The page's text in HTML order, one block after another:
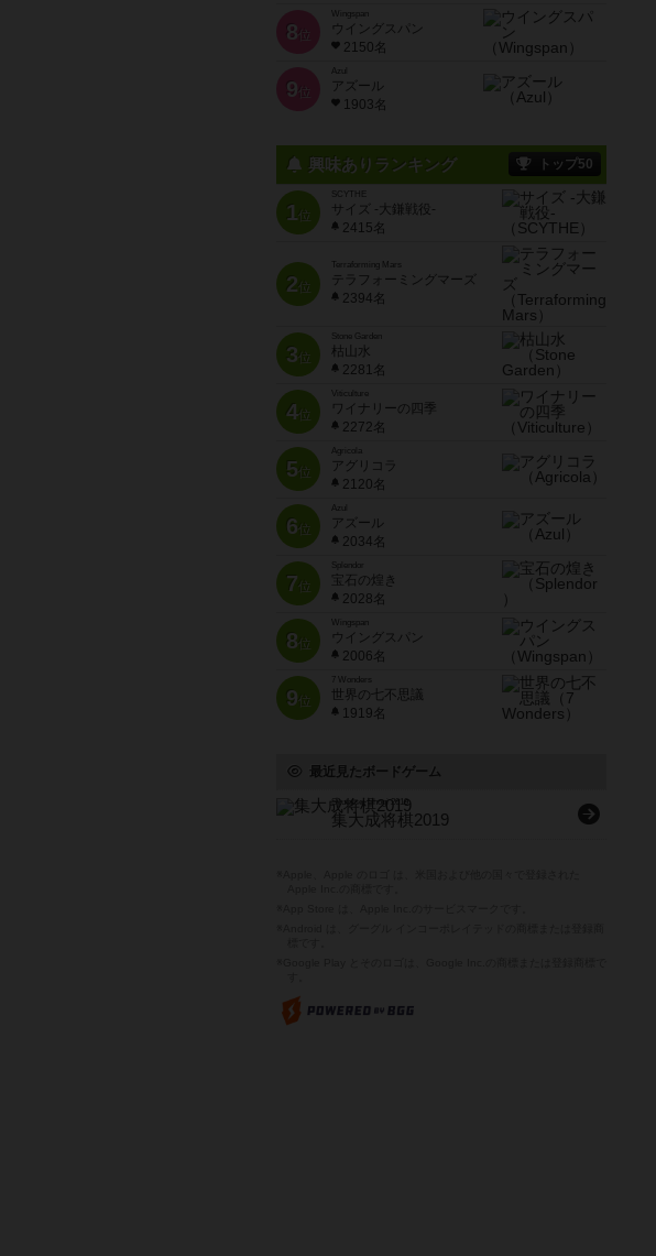
8 位
Wingspan
ウイングスパン
2150名
9 位
Azul
アズール
1903名
興味ありランキング トップ50
1位
SCYTHE
サイズ -大鎌戦役-
2415名
2位
Terraforming Mars
テラフォーミングマーズ
2394名
3位
Stone Garden
枯山水
2281名
4位
Viticulture
ワイナリーの四季
2272名
5位
Agricola
アグリコラ
2120名
6位
Azul
アズール
2034名
7位
宝石の煌き
2028名
8位
Wingspan
ウイングスパン
2006名
9位
7 Wonders
世界の七不思議
1919名
最近見たボードゲーム
Syutaisei Shogi 2019
集大成将棋2019